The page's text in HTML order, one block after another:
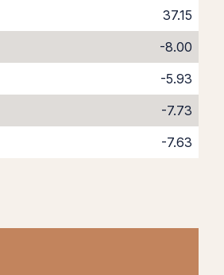
37.15
-8.00
-5.93
-7.73
-7.63